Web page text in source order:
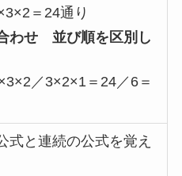
＝24通り
わせ
並び順を区別し
／3×2×1＝24／6＝
式と連続の公式を覚え